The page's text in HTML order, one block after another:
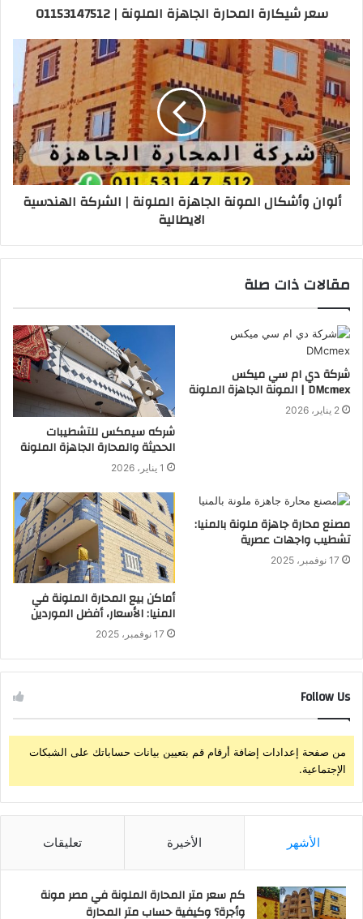
سعر شيكارة المحارة الجاهزة الملونة | 01153147512
ألوان وأشكال المونة الجاهزة الملونة | الشركة الهندسية
الايطالية
مقالات ذات صلة
شركة دي ام سي ميكس
DMcmex | المونة الجاهزة الملونة
2 يناير، 2026
شركه سيمكس للتشطيبات
الحديثة والمحارة الجاهزة الملونة
1 يناير، 2026
مصنع محارة جاهزة ملونة بالمنيا:
تشطيب واجهات عصرية
17 نوفمبر، 2025
أماكن بيع المحارة الملونة في
المنيا: الأسعار، أفضل الموردين
17 نوفمبر، 2025
Follow Us
من صفحة إعدادات إضافة أرقام قم بتعيين بيانات حساباتك على الشبكات
الإجتماعية.
الأشهر الأخيرة تعليقات
كم سعر متر المحارة الملونة في مصر مونة
وأجرة؟ وكيفية حساب متر المحارة